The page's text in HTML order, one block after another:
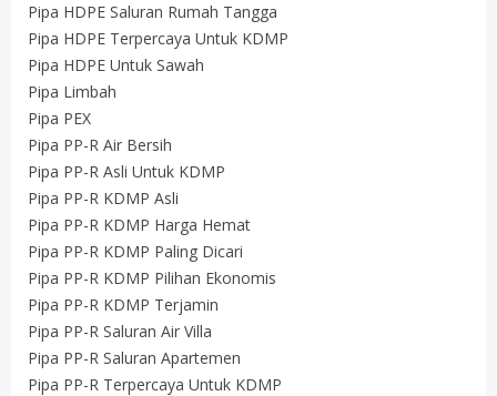
Pipa HDPE Saluran Rumah Tangga
Pipa HDPE Terpercaya Untuk KDMP
Pipa HDPE Untuk Sawah
Pipa Limbah
Pipa PEX
Pipa PP-R Air Bersih
Pipa PP-R Asli Untuk KDMP
Pipa PP-R KDMP Asli
Pipa PP-R KDMP Harga Hemat
Pipa PP-R KDMP Paling Dicari
Pipa PP-R KDMP Pilihan Ekonomis
Pipa PP-R KDMP Terjamin
Pipa PP-R Saluran Air Villa
Pipa PP-R Saluran Apartemen
Pipa PP-R Terpercaya Untuk KDMP